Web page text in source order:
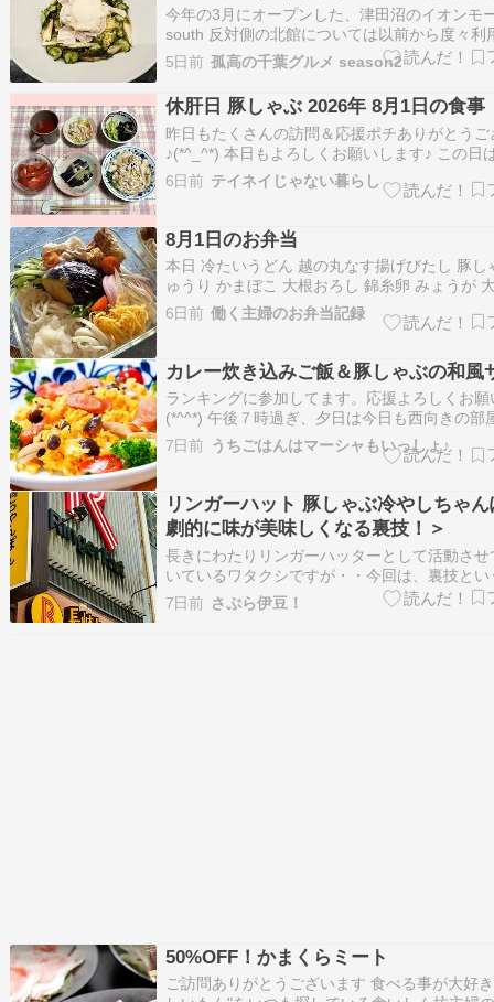
今年の3月にオープンした、津田沼のイオンモ
south 反対側の北館については以前から度々利
たものの こちらの新館こと北館については、
運んだのが初でして その際はランチでは無く
しての利用になったものの なんだかんだで気
店が見つかっていた同sout…
5日前 孤高の千葉グルメ season2
休肝日 豚しゃぶ 2026年 8月1日の食事
昨日もたくさんの訪問＆応援ポチありがとうご
♪(*^_^*) 本日もよろしくお願いします♪ この日
肝日です。《夫の昼食》12時21分トマト・蒸
（胡麻ドレ）・冷しゃぶ（豚しゃぶ肉、水菜、
サラダ（前日の残り）…
6日前 テイネイじゃない暮らし
8月1日のお弁当
本日 冷たいうどん 越の丸なす揚げびたし 豚し
ゅうり かまぼこ 大根おろし 錦糸卵 みょうが
ちの会社は明日から6日まで一足早い夏季休業
す。 今日は めいっぱい仕事してます。もうひ
電話して電話…
6日前 働く主婦のお弁当記録
カレー炊き込みご飯＆豚しゃぶの和風
ランキングに参加してます。応援よろしくお願
(*^^*) 午後７時過ぎ、夕日は今日も西向きの部
真っ赤に染めます。 20分後。明日も猛暑日に
う。 カレー炊き込みご飯、我が家の人気ごは
料ですぐに作れるのも…
7日前 うちごはんはマーシャもいっしょ♪
リンガーハット 豚しゃぶ冷やしちゃ
劇的に味が美味しくなる裏技！＞
長きにわたりリンガーハッターとして活動させ
いているワタクシですが・・今回は、裏技とい
はないんですが・・卓上の調味料を使い、味が
る、美味しくなる方法を今回は解説させていた
7日前 さぷら伊豆！
50%OFF！かまくらミート
ご訪問ありがとうございます 食べる事が大好